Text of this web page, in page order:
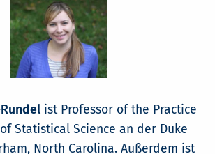
ist Professor of the Practice
Statistical Science an der Duke
North Carolina. Außerdem ist